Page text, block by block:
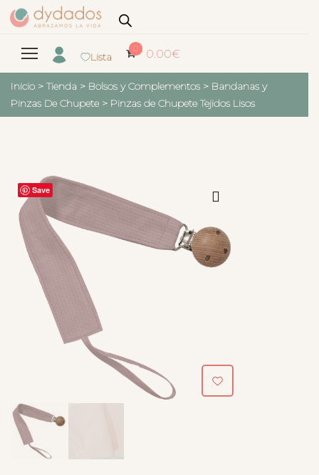
Lista
0 0.00€
Inicio > Tienda > Bolsos y Complementos > Bandanas y
Pinzas De Chupete > Pinzas de Chupete Tejidos Lisos
Save